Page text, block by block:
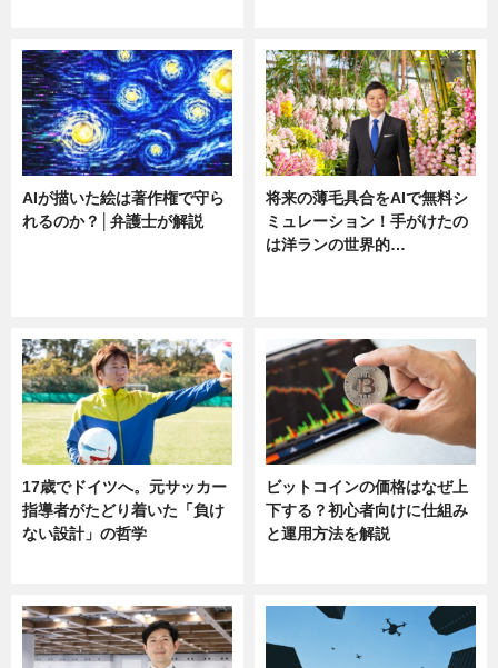
AIが描いた絵は著作権で守ら
れるのか？│弁護士が解説
将来の薄毛具合をAIで無料シ
ミュレーション！手がけたの
は洋ランの世界的…
17歳でドイツへ。元サッカー
指導者がたどり着いた「負け
ない設計」の哲学
ビットコインの価格はなぜ上
下する？初心者向けに仕組み
と運用方法を解説